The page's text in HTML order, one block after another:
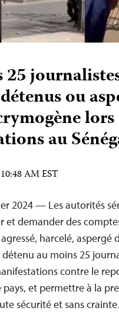
ou
lors
au
AM EST
2024 — Les autorités
et demander des
harcelé, aspergé
au moins 25
contre le
et permettre à la
sécurité et sans